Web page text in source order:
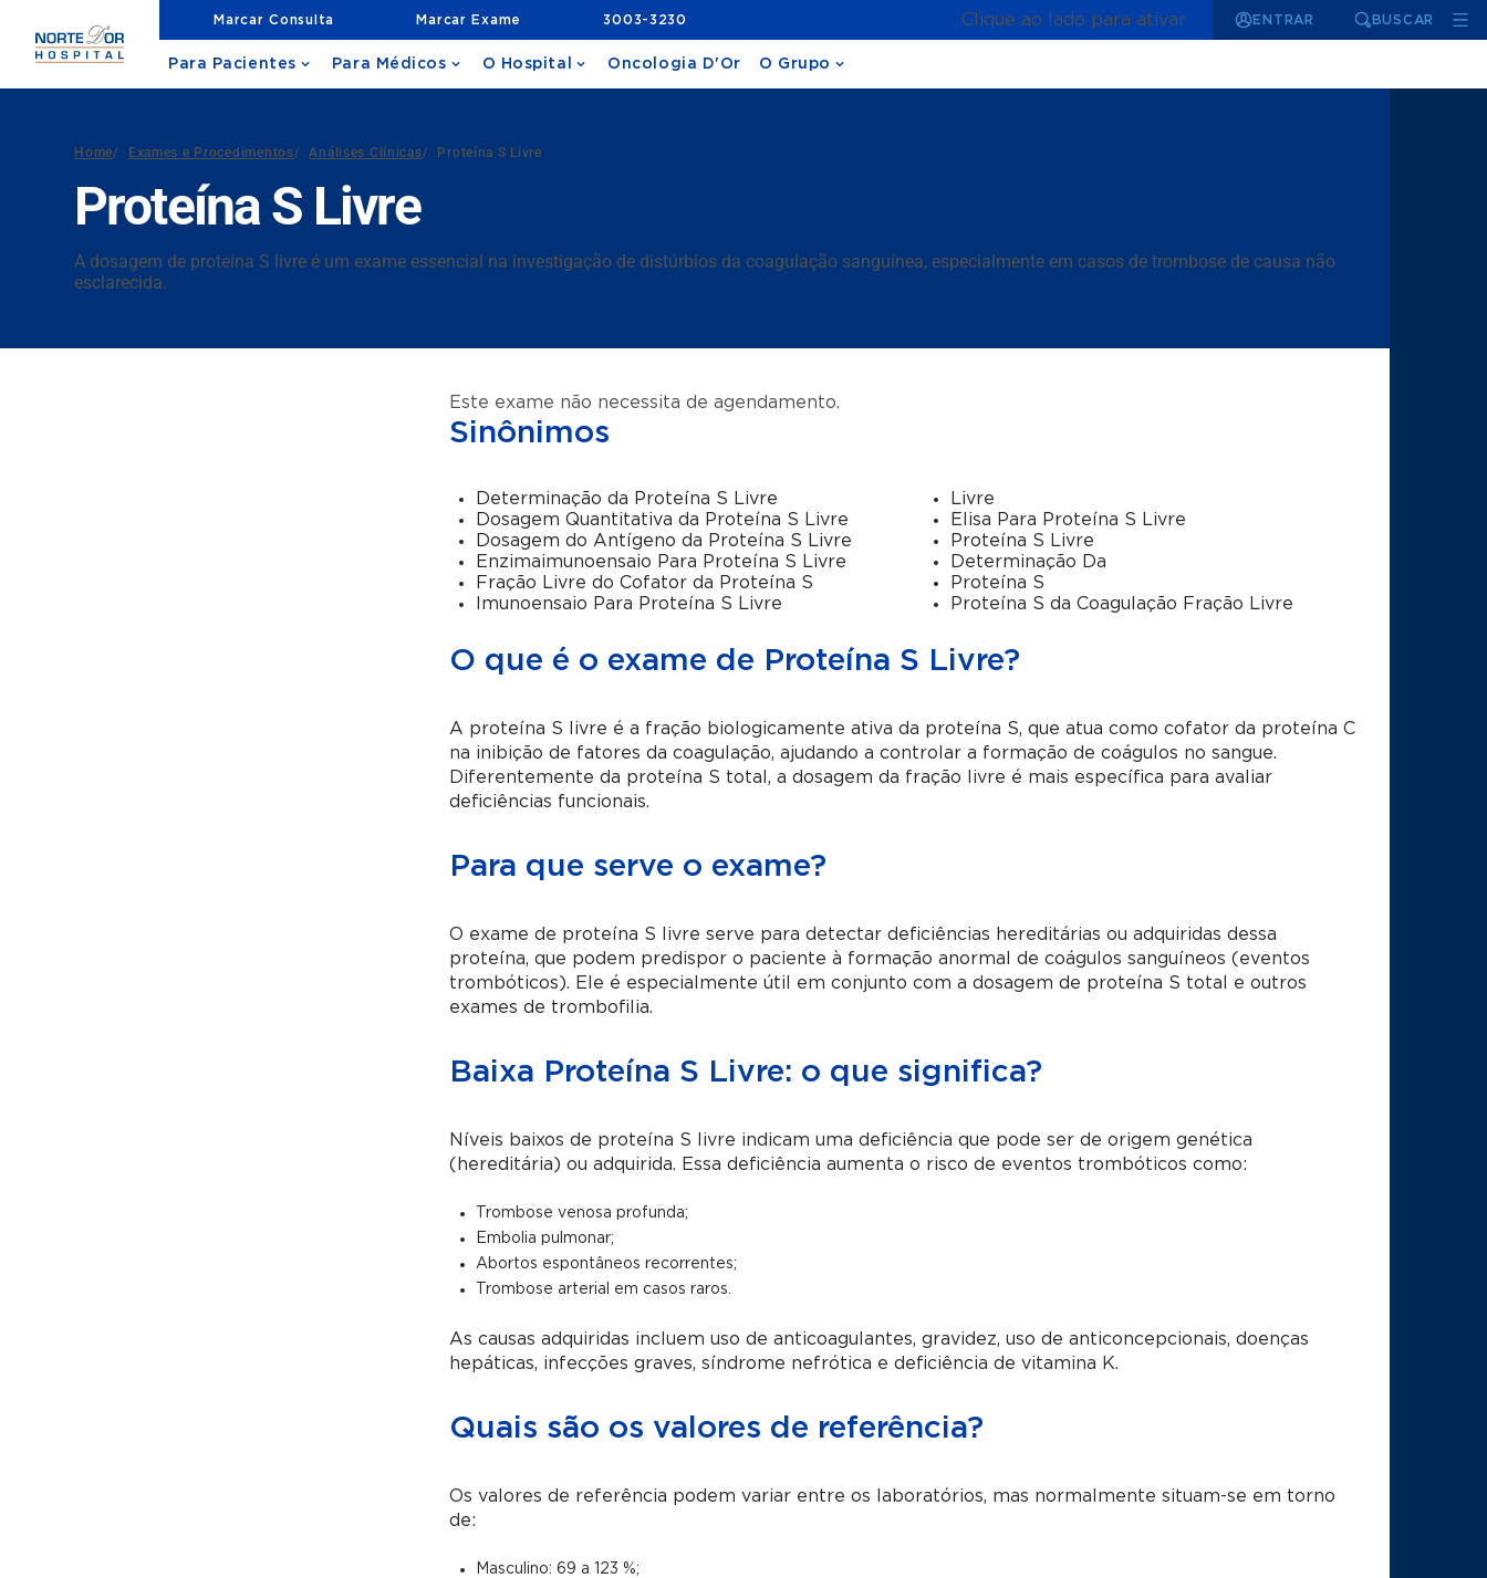
Marcar Consulta Marcar Exame 3003-3230 Clique ao lado para ativar ENTRAR BUSCAR
Para Pacientes Para Médicos O Hospital Oncologia D'Or O Grupo
Home/ Exames e Procedimentos/ Análises Clínicas/ Proteína S Livre
Proteína S Livre
A dosagem de proteína S livre é um exame essencial na investigação de distúrbios da coagulação sanguínea, especialmente em casos de trombose de causa não
esclarecida.
Este exame não necessita de agendamento.
Sinônimos
Determinação da Proteína S Livre
Dosagem Quantitativa da Proteína S Livre
Dosagem do Antígeno da Proteína S Livre
Enzimaimunoensaio Para Proteína S Livre
Fração Livre do Cofator da Proteína S
Imunoensaio Para Proteína S Livre
Livre
Elisa Para Proteína S Livre
Proteína S Livre
Determinação Da
Proteína S
Proteína S da Coagulação Fração Livre
O que é o exame de Proteína S Livre?
A proteína S livre é a fração biologicamente ativa da proteína S, que atua como cofator da proteína C
na inibição de fatores da coagulação, ajudando a controlar a formação de coágulos no sangue.
Diferentemente da proteína S total, a dosagem da fração livre é mais específica para avaliar
deficiências funcionais.
Para que serve o exame?
O exame de proteína S livre serve para detectar deficiências hereditárias ou adquiridas dessa
proteína, que podem predispor o paciente à formação anormal de coágulos sanguíneos (eventos
trombóticos). Ele é especialmente útil em conjunto com a dosagem de proteína S total e outros
exames de trombofilia.
Baixa Proteína S Livre: o que significa?
Níveis baixos de proteína S livre indicam uma deficiência que pode ser de origem genética
(hereditária) ou adquirida. Essa deficiência aumenta o risco de eventos trombóticos como:
Trombose venosa profunda;
Embolia pulmonar;
Abortos espontâneos recorrentes;
Trombose arterial em casos raros.
As causas adquiridas incluem uso de anticoagulantes, gravidez, uso de anticoncepcionais, doenças
hepáticas, infecções graves, síndrome nefrótica e deficiência de vitamina K.
Quais são os valores de referência?
Os valores de referência podem variar entre os laboratórios, mas normalmente situam-se em torno
de:
Masculino: 69 a 123 %;